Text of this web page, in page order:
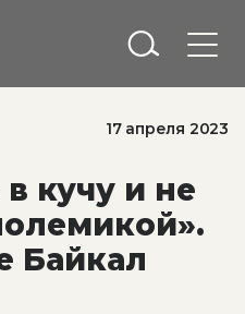
17 апреля 2023
кучу и не
Байкал